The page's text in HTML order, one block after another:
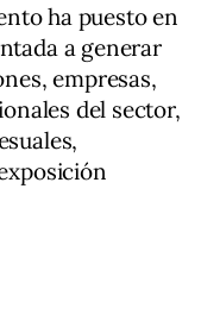
ha puesto en
a generar
empresas,
del sector,